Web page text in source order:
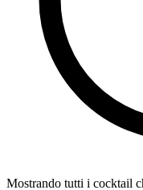
Mostrando tutti i cocktail